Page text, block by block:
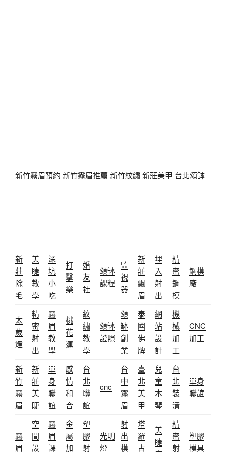
新竹霧眉預約 新竹霧眉推薦 新竹紋繡新莊美甲 台北頌缽
新
莊
除
毛
美
睫
教
學
深
坑
小
吃
打
擊
樂
婚
友
社
頌缽
課程
監
視
器
新
莊
飄
眉
埋
入
射
出
精
密
鋼
模
鋼模
廠
太
歲
燈
精
密
射
出
霧
眉
教
學
桃
花
運
紋
繡
教
學
頌缽
證照
頌
缽
創
業
泰
國
佛
牌
網
站
設
計
機
械
加
工
CNC
加工
新
竹
霧
眉
新
莊
美
睫
單
身
聯
誼
感
情
和
合
台
北
聯
誼
cnc
台
中
霧
眉
臺
北
美
甲
兒
童
木
琴
台
北
裝
潢
單身
聯誼
霧
眉
空
間
設
霧
眉
課
金
屬
加
塑
膠
射
光明
燈
射
出
模
塔
羅
占
美
睫
精
密
射
塑膠
模具